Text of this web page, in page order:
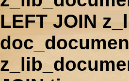
LEFT JOIN